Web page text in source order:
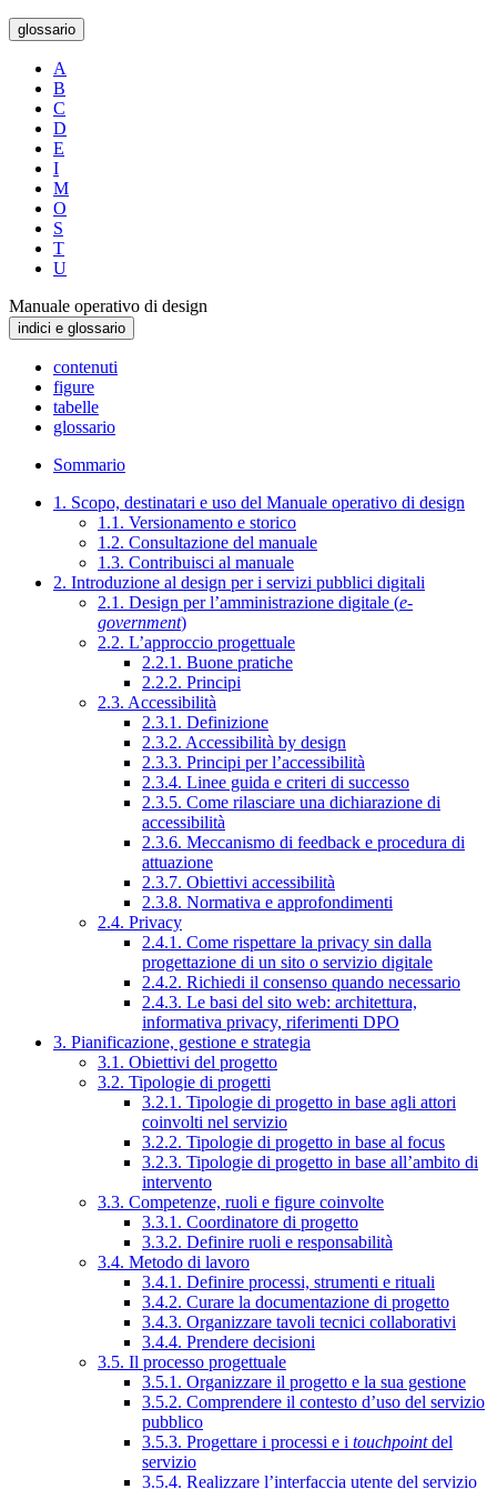
glossario
A
B
C
D
E
I
M
O
S
T
U
Manuale operativo di design
indici e glossario
contenuti
figure
tabelle
glossario
Sommario
1. Scopo, destinatari e uso del Manuale operativo di design
1.1. Versionamento e storico
1.2. Consultazione del manuale
1.3. Contribuisci al manuale
2. Introduzione al design per i servizi pubblici digitali
2.1. Design per l’amministrazione digitale (e-
government)
2.2. L’approccio progettuale
2.2.1. Buone pratiche
2.2.2. Principi
2.3. Accessibilità
2.3.1. Definizione
2.3.2. Accessibilità by design
2.3.3. Principi per l’accessibilità
2.3.4. Linee guida e criteri di successo
2.3.5. Come rilasciare una dichiarazione di
accessibilità
2.3.6. Meccanismo di feedback e procedura di
attuazione
2.3.7. Obiettivi accessibilità
2.3.8. Normativa e approfondimenti
2.4. Privacy
2.4.1. Come rispettare la privacy sin dalla
progettazione di un sito o servizio digitale
2.4.2. Richiedi il consenso quando necessario
2.4.3. Le basi del sito web: architettura,
informativa privacy, riferimenti DPO
3. Pianificazione, gestione e strategia
3.1. Obiettivi del progetto
3.2. Tipologie di progetti
3.2.1. Tipologie di progetto in base agli attori
coinvolti nel servizio
3.2.2. Tipologie di progetto in base al focus
3.2.3. Tipologie di progetto in base all’ambito di
intervento
3.3. Competenze, ruoli e figure coinvolte
3.3.1. Coordinatore di progetto
3.3.2. Definire ruoli e responsabilità
3.4. Metodo di lavoro
3.4.1. Definire processi, strumenti e rituali
3.4.2. Curare la documentazione di progetto
3.4.3. Organizzare tavoli tecnici collaborativi
3.4.4. Prendere decisioni
3.5. Il processo progettuale
3.5.1. Organizzare il progetto e la sua gestione
3.5.2. Comprendere il contesto d’uso del servizio
pubblico
3.5.3. Progettare i processi e i touchpointdel
servizio
3.5.4. Realizzare l’interfaccia utente del servizio